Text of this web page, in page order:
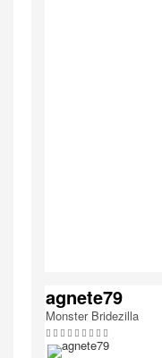
agnete79
Monster Bridezilla